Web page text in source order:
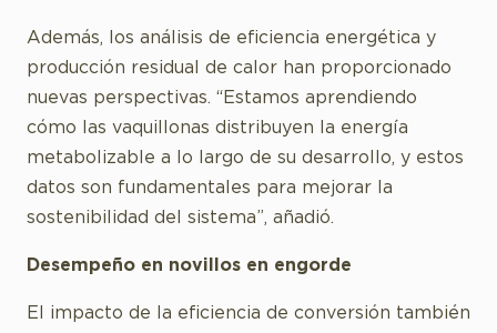
Además, los análisis de eficiencia energética y
producción residual de calor han proporcionado
nuevas perspectivas. “Estamos aprendiendo
cómo las vaquillonas distribuyen la energía
metabolizable a lo largo de su desarrollo, y estos
datos son fundamentales para mejorar la
sostenibilidad del sistema”, añadió.
Desempeño en novillos en engorde
El impacto de la eficiencia de conversión también